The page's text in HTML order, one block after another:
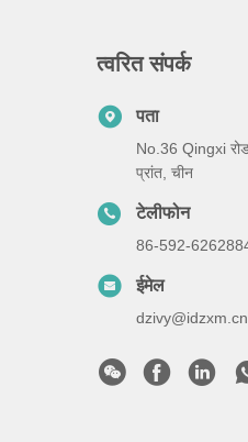
त्वरित संपर्क
पता
No.36 Qingxi
प्रांत, चीन
टेलीफोन
86-592-
ईमेल
dzivy@idzxm.cn